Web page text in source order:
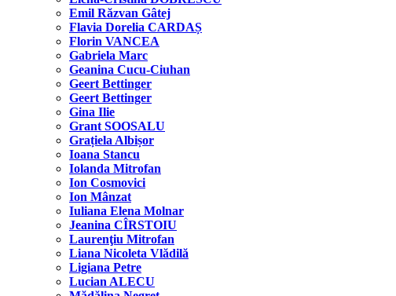
Emil Răzvan Gâtej
Flavia Dorelia CARDAȘ
Florin VANCEA
Gabriela Marc
Geanina Cucu-Ciuhan
Geert Bettinger
Geert Bettinger
Gina Ilie
Grant SOOSALU
Grațiela Albișor
Ioana Stancu
Iolanda Mitrofan
Ion Cosmovici
Ion Mânzat
Iuliana Elena Molnar
Jeanina CÎRSTOIU
Laurenţiu Mitrofan
Liana Nicoleta Vlădilă
Ligiana Petre
Lucian ALECU